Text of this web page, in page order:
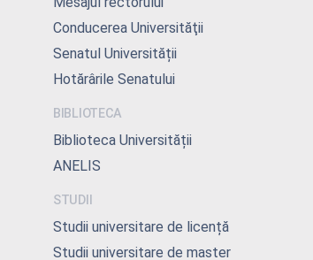
Conducerea Universităţii
Senatul Universității
Hotărârile Senatului
BIBLIOTECA
Biblioteca Universității
ANELIS
STUDII
Studii universitare de licență
Studii universitare de master